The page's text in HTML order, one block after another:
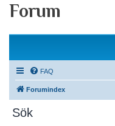
Forum